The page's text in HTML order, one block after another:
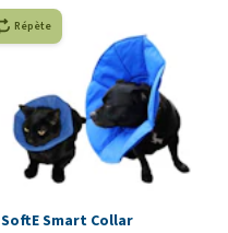
Répète
SoftE Smart Collar